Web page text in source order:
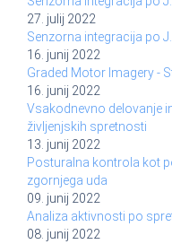
27. julij 2022
Senzorna integracija po
16. junij 2022
Graded Motor Imagery -
16. junij 2022
Vsakodnevno delovanje
življenjskih spretnosti
13. junij 2022
Posturalna kontrola kot
zgornjega uda
09. junij 2022
Analiza aktivnosti po
08. junij 2022